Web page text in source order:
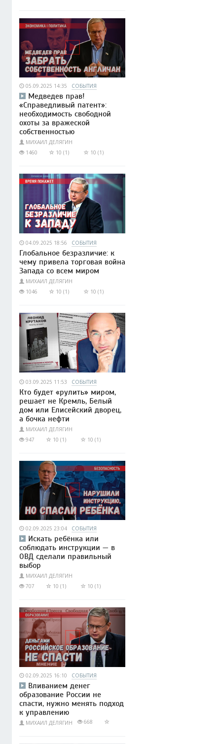
05.09.2025 14:35 СОБЫТИЯ
Медведев прав!
«Справедливый патент»:
необходимость свободной
охоты за вражеской
собственностью
МИХАИЛ ДЕЛЯГИН
1460
10 (1) 10 (1)
04.09.2025 18:56 СОБЫТИЯ
Глобальное безразличие: к
чему привела торговая война
Запада со всем миром
МИХАИЛ ДЕЛЯГИН
1046
10 (1) 10 (1)
03.09.2025 11:53 СОБЫТИЯ
Кто будет «рулить» миром,
решает не Кремль, Белый
дом или Елисейский дворец,
а бочка нефти
МИХАИЛ ДЕЛЯГИН
947
10 (1) 10 (1)
02.09.2025 23:04 СОБЫТИЯ
Искать ребёнка или
соблюдать инструкции — в
ОВД сделали правильный
выбор
МИХАИЛ ДЕЛЯГИН
707
10 (1) 10 (1)
02.09.2025 16:10 СОБЫТИЯ
Вливанием денег
образование России не
спасти, нужно менять подход
к управлению
МИХАИЛ ДЕЛЯГИН 668